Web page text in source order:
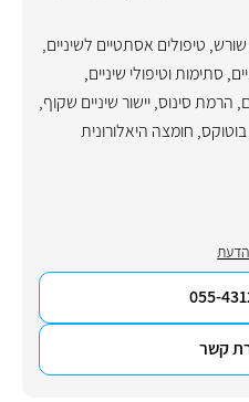
שורש, טיפולים אסתטיים לשיניים,
, סתימות וטיפולי שיניים,
, הרמת סינוס,יישור שיניים שקוף,
בוטוקס, חומצה היאלורונית
055-
קשר